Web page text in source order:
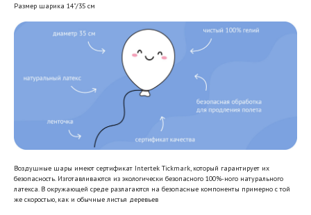
Размер шарика 14"/35 см
Воздушные шары имеют сертификат Intertek Tickmark, который гарантирует их
безопасность. Изготавливаются из экологически безопасного 100%-ного натурального
латекса. В окружающей среде разлагаются на безопасные компоненты примерно с той
же скоростью, как и обычные листья деревьев